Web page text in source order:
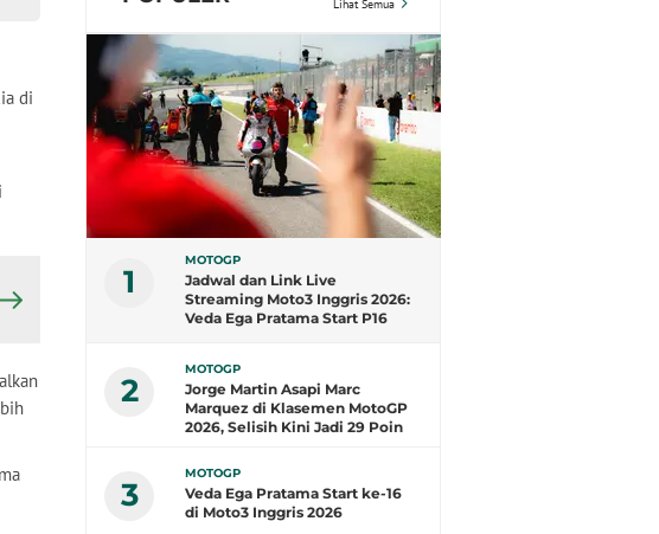
di
Lihat Semua
1
MOTOGP
Jadwal dan Link Live
Streaming Moto3 Inggris 2026:
Veda Ega Pratama Start P16
2
MOTOGP
Jorge Martin Asapi Marc
Marquez di Klasemen MotoGP
2026, Selisih Kini Jadi 29 Poin
3
MOTOGP
Veda Ega Pratama Start ke-16
di Moto3 Inggris 2026